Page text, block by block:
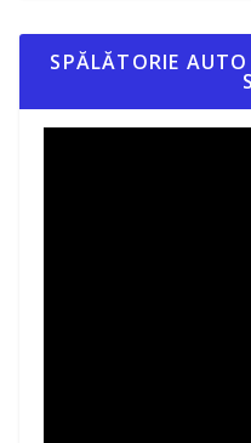
SPĂLĂTORIE